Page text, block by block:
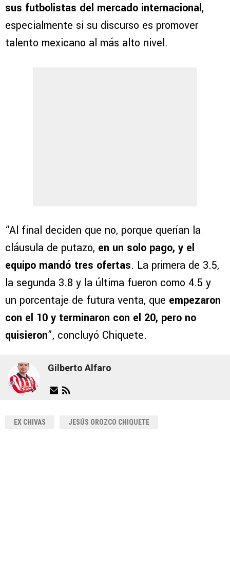
sus futbolistas del mercado internacional,
especialmente si su discurso es promover
talento mexicano al más alto nivel.
“Al final deciden que no, porque querían la
cláusula de putazo, en un solo pago, y el
equipo mandó tres ofertas. La primera de 3.5,
la segunda 3.8 y la última fueron como 4.5 y
un porcentaje de futura venta, que empezaron
con el 10 y terminaron con el 20, pero no
quisieron”, concluyó Chiquete.
Gilberto Alfaro
EX CHIVAS JESÚS OROZCO CHIQUETE